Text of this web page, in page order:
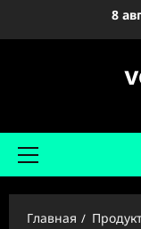
8
Основное
Главная